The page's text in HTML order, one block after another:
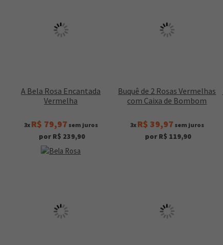
A Bela Rosa Encantada
Vermelha
3x R$ 79,97 sem juros
por R$ 239,90
Buquê de 2 Rosas Vermelhas
com Caixa de Bombom
3x R$ 39,97 sem juros
por R$ 119,90